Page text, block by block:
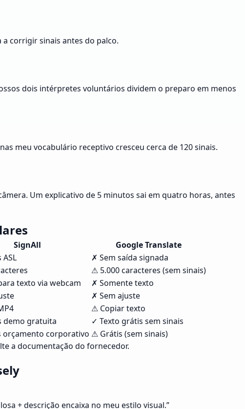
corrigir sinais antes do palco.
dois intérpretes voluntários dividem o preparo em menos
meu vocabulário receptivo cresceu cerca de 120 sinais.
Um explicativo de 5 minutos sai em quatro horas, antes
SignAll
Google Translate
✗ Sem saída signada
⚠ 5.000 caracteres (sem sinais)
texto via webcam
✗ Somente texto
✗ Sem ajuste
⚠ Copiar texto
demo gratuita
✓ Texto grátis sem sinais
orçamento corporativo ⚠ Grátis (sem sinais)
a documentação do fornecedor.
+ descrição encaixa no meu estilo visual.”